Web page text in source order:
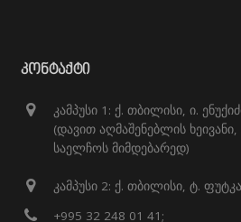
ᲙᲝᲜᲢᲐᲥᲢᲘ
კამპუსი 1: ქ. თბილისი, ი.
(დავით აღმაშენებლის ხეივანი,
საელჩოს მიმდებარედ)
კამპუსი 2: ქ. თბილისი, ტ.
+995 32 248 01 41;